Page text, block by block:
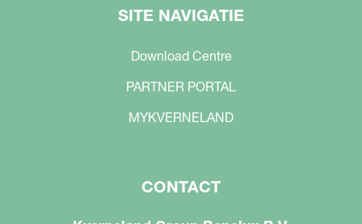
SITE NAVIGATIE
Download Centre
PARTNER PORTAL
MYKVERNELAND
CONTACT